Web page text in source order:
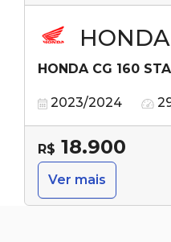
HONDA
HONDA CG 160
2023/2024
R$ 18.900
Ver mais